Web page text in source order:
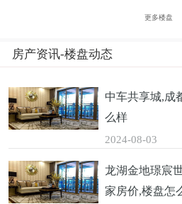
更多楼盘
房产资讯-楼盘动态
中车共享城,成
么样
2024-08-03
龙湖金地璟宸
家房价,楼盘怎